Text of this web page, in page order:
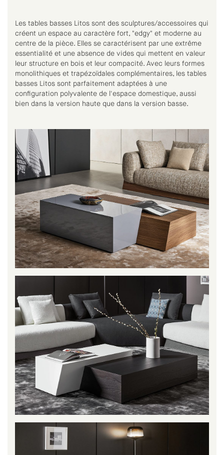
Les tables basses Litos sont des sculptures/accessoires qui
créent un espace au caractère fort, "edgy" et moderne au
centre de la pièce. Elles se caractérisent par une extrême
essentialité et une absence de vides qui mettent en valeur
leur structure en bois et leur compacité. Avec leurs formes
monolithiques et trapézoïdales complémentaires, les tables
basses Litos sont parfaitement adaptées à une
configuration polyvalente de l'espace domestique, aussi
bien dans la version haute que dans la version basse.